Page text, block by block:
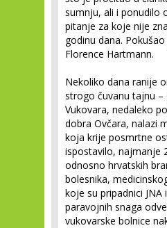
sumnju, ali i ponudilo
pitanje za koje nije
godinu dana.
Florence Hartmann.
Nekoliko dana ranije
strogo čuvanu tajnu –
Vukovara, nedaleko
dobra Ovčara, nalazi
koja krije posmrtne
ispostavilo, najmanje
odnosno hrvatskih
bolesnika,
koje su pripadnici JNA
paravojnih snaga
vukovarske bolnice